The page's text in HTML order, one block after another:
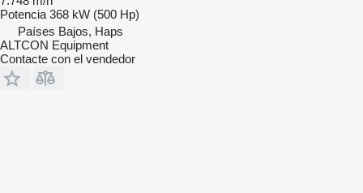
Potencia 368 kW (500 Hp)
Países Bajos, Haps
ALTCON Equipment
Contacte con el vendedor